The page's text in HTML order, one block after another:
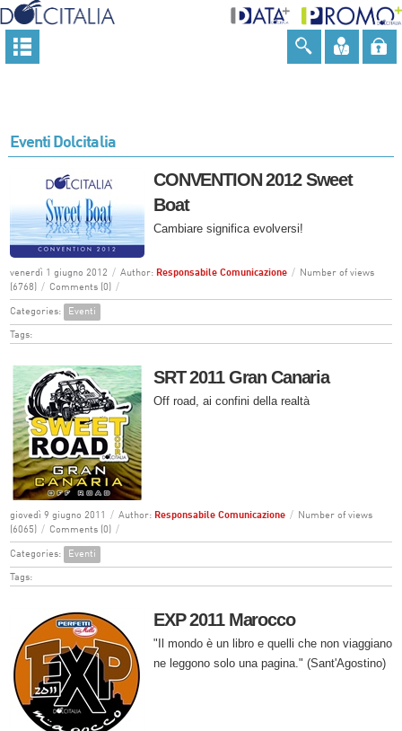
Eventi Dolcitalia
CONVENTION 2012 Sweet
Boat
Cambiare significa evolversi!
venerdì 1 giugno 2012 / Author: Responsabile Comunicazione /
Number of views
(6768)
/ Comments (0) /
Categories: Eventi
Tags:
SRT 2011 Gran Canaria
Off road, ai confini della realtà
giovedì 9 giugno 2011 / Author: Responsabile Comunicazione /
Number of views
(6065)
/ Comments (0) /
Categories: Eventi
Tags:
EXP 2011 Marocco
"Il mondo è un libro e quelli che non viaggiano
ne leggono solo una pagina." (Sant'Agostino)